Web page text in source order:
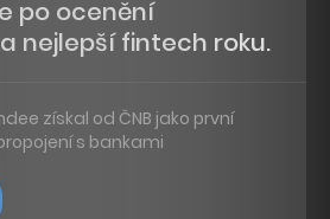
po ocenění
nejlepší fintech roku.
získal od ČNB jako první
s bankami